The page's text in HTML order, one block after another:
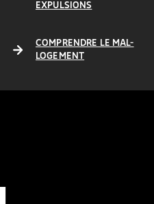
EXPULSIONS
COMPRENDRE LE MAL-
LOGEMENT